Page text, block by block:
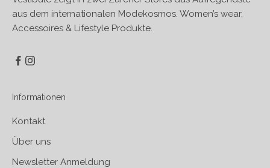
aus dem internationalen Modekosmos. Women’s wear,
Accessoires & Lifestyle Produkte.
Informationen
Kontakt
Über uns
Newsletter Anmeldung